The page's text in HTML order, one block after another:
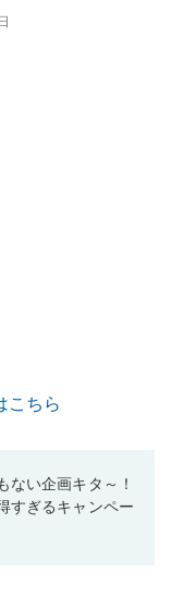
こちら
ない企画キタ～！
すぎるキャンペー